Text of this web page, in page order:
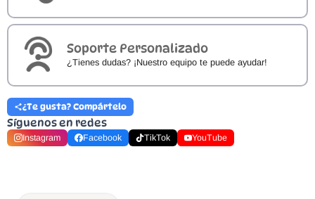
Soporte Personalizado
¿Tienes dudas? ¡Nuestro equipo te puede ayudar!
¿Te gusta? Compártelo
Síguenos en redes
Instagram Facebook TikTok YouTube